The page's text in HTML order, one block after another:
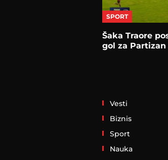
SPORT
Šaka Traore
gol za Partizan
Vesti
Biznis
Sport
Nauka